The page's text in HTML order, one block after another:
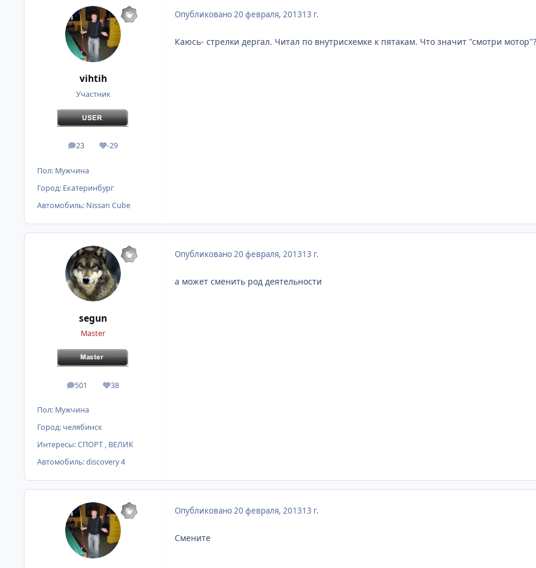
vihtih
Участник
23
сообщения
-29
Репутация
Пол: Мужчина
Город: Екатеринбург
Автомобиль: Nissan Cube
Опубликовано20 февраля, 201313 г.
Каюсь- стрелки дергал. Читал по внутрисхемке к пятакам. Что значит "смотри мотор"?
segun
Master
501
сообщения
38
Репутация
Пол: Мужчина
Город: челябинск
Интересы:СПОРТ , ВЕЛИК
Автомобиль:discovery 4
Опубликовано20 февраля, 201313 г.
а может сменить род деятельности
Опубликовано20 февраля, 201313 г.
Смените